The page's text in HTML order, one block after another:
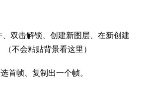
双击解锁、创建新图层、在新创建
不会粘贴背景看这里）
首帧、复制出一个帧。